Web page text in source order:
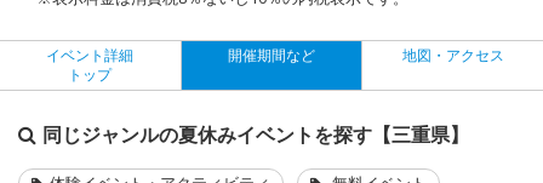
イベント詳細
トップ
開催期間など 地図・アクセス
同じジャンルの夏休みイベントを探す【三重県】